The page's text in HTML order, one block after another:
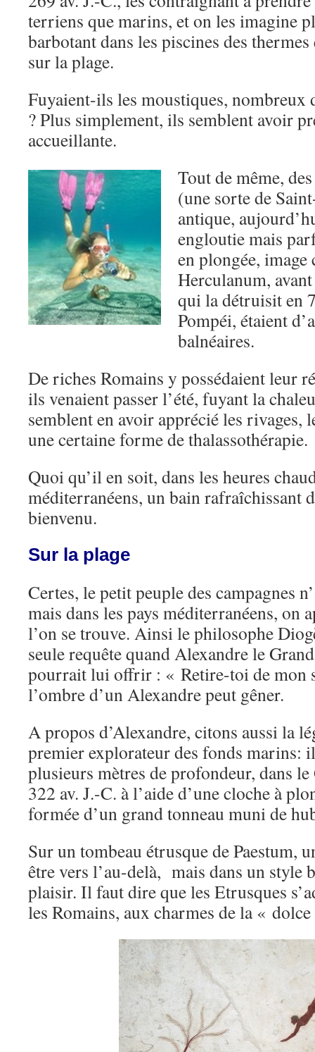
terriens que marins, et on les imagine
barbotant dans les piscines des
sur la plage.
Fuyaient-ils les moustiques, nombreux
? Plus simplement, ils semblent avoir
accueillante.
Tout de même,
(une sorte de
antique,
engloutie mais
en plongée,
Herculanum,
qui la détruisit en
Pompéi, étaient
balnéaires.
De riches Romains y possédaient leur
ils venaient passer l’été, fuyant la
semblent en avoir apprécié les rivages,
une certaine forme de thalassothérapie.
Quoi qu’il en soit, dans les heures
méditerranéens, un bain rafraîchissant
bienvenu.
Sur la plage
Certes, le petit peuple des campagnes
mais dans les pays méditerranéens, on
l’on se trouve. Ainsi le philosophe
seule requête quand Alexandre le
pourrait lui offrir : « Retire-toi de mon
l’ombre d’un Alexandre peut gêner.
A propos d’Alexandre, citons aussi la
premier explorateur des fonds marins:
plusieurs mètres de profondeur, dans
322 av. J.-C. à l’aide d’une cloche à
formée d’un grand tonneau muni de
Sur un tombeau étrusque de Paestum,
être vers l’au-delà, mais dans un style
plaisir. Il faut dire que les Etrusques
les Romains, aux charmes de la «